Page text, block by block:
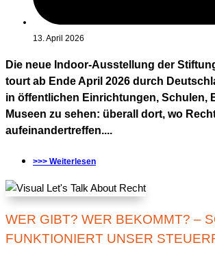
13. April 2026
Die neue Indoor-Ausstellung der
tourt ab Ende April 2026 durch
in öffentlichen Einrichtungen, Schulen,
Museen zu sehen: überall dort, wo
aufeinandertreffen....
>>> Weiterlesen
WER GIBT? WER BEKOMMT? –
FUNKTIONIERT UNSER